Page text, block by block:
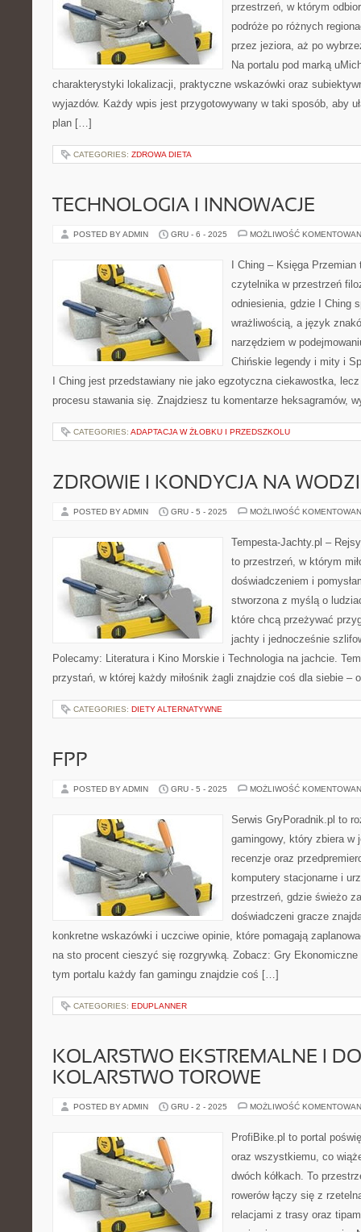
przestrzeń, w którym
podróże po różnych
przez jeziora, aż po
Na portalu pod marką
charakterystyki lokalizacji, praktyczne wskazówki oraz
wyjazdów. Każdy wpis jest przygotowywany w taki sposób, aby
plan […]
CATEGORIES: ZDROWA DIETA
TECHNOLOGIA I INNOWACJE
POSTED BY ADMIN GRU - 6 - 2025 MOŻLIWOŚĆ
I Ching – Księga
czytelnika w przestrzeń
odniesienia, gdzie I Ching
wrażliwością, a język
narzędziem w
Chińskie legendy i mity i
I Ching jest przedstawiany nie jako egzotyczna ciekawostka,
procesu stawania się. Znajdziesz tu komentarze heksagramów,
CATEGORIES: ADAPTACJA W ŻŁOBKU I PRZEDSZKOLU
ZDROWIE I KONDYCJA NA
POSTED BY ADMIN GRU - 5 - 2025 MOŻLIWOŚĆ
Tempesta-Jachty.pl –
to przestrzeń, w którym
doświadczeniem i
stworzona z myślą o
które chcą przeżywać
jachty i jednocześnie
Polecamy: Literatura i Kino Morskie i Technologia na jachcie.
przystań, w której każdy miłośnik żagli znajdzie coś dla siebie –
CATEGORIES: DIETY ALTERNATYWNE
FPP
POSTED BY ADMIN GRU - 5 - 2025 MOŻLIWOŚĆ
Serwis GryPoradnik.pl to
gamingowy, który zbiera w
recenzje oraz
komputery stacjonarne i
przestrzeń, gdzie świeżo
doświadczeni gracze
konkretne wskazówki i uczciwe opinie, które pomagają
na sto procent cieszyć się rozgrywką. Zobacz: Gry
tym portalu każdy fan gamingu znajdzie coś […]
CATEGORIES: EDUPLANNER
KOLARSTWO EKSTREMALNE I
KOLARSTWO TOROWE
POSTED BY ADMIN GRU - 2 - 2025 MOŻLIWOŚĆ
ProfiBike.pl to portal
oraz wszystkiemu, co
dwóch kółkach. To
rowerów łączy się z
relacjami z trasy oraz